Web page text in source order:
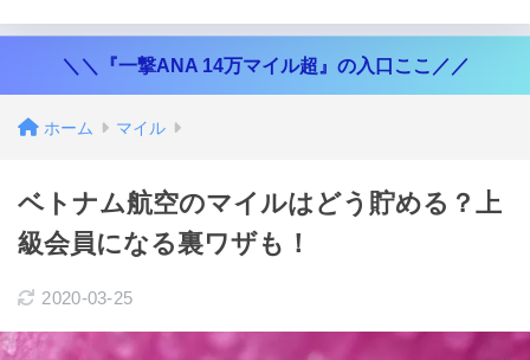
＼＼『一撃ANA 14万マイル超』の入口ここ／／
ホーム マイル
ベトナム航空のマイルはどう貯める？上
級会員になる裏ワザも！
2020-03-25